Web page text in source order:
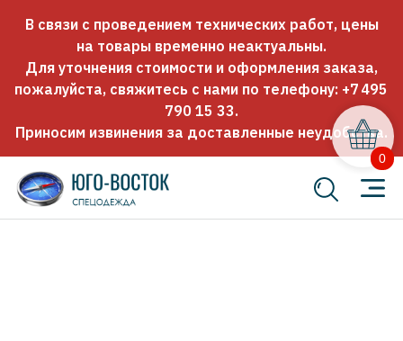
В связи с проведением технических работ, цены
на товары временно неактуальны.
Для уточнения стоимости и оформления заказа,
пожалуйста, свяжитесь с нами по телефону: +7 495
790 15 33.
Приносим извинения за доставленные неудобства.
0